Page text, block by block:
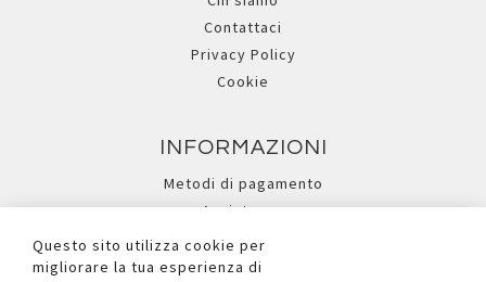
Contattaci
Privacy Policy
Cookie
INFORMAZIONI
Metodi di pagamento
Assistenza
Ricerca avanzata
Questo sito utilizza cookie per
migliorare la tua esperienza di